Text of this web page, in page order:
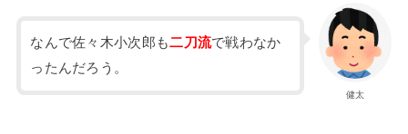
健太
なんで佐々木小次郎も二刀流で戦わなか
ったんだろう。